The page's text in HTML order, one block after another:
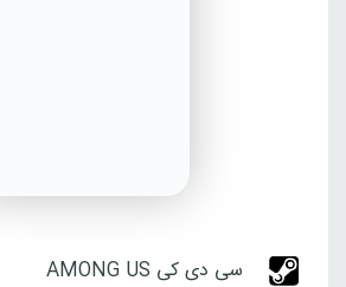
سی دی کی AMONG US